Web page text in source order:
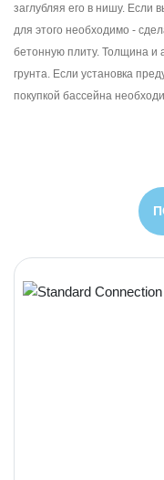
заглубляя его в нишу. Если
для этого необходимо -
бетонную плиту. Толщина и
грунта. Если установка
покупкой бассейна